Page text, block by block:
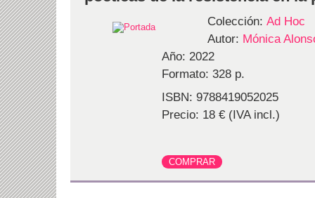
Colección: Ad Hoc
Autor: Mónica
Año: 2022
Formato: 328 p.
ISBN: 9788419052025
Precio: 18 € (IVA incl.)